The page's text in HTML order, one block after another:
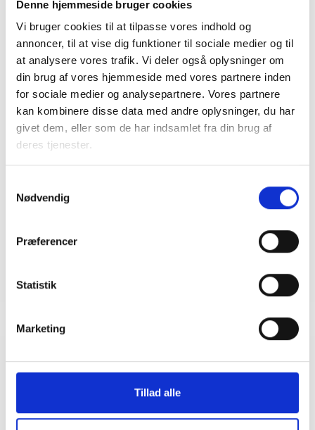
Denne hjemmeside bruger cookies
Vi bruger cookies til at tilpasse vores indhold og
annoncer, til at vise dig funktioner til sociale medier og til
at analysere vores trafik. Vi deler også oplysninger om
din brug af vores hjemmeside med vores partnere inden
for sociale medier og analysepartnere. Vores partnere
kan kombinere disse data med andre oplysninger, du har
givet dem, eller som de har indsamlet fra din brug af
deres tjenester.
Nødvendig
Præferencer
Statistik
Marketing
Tillad alle
Tilmeld dig Topledertræf 2025
her
Kontakt